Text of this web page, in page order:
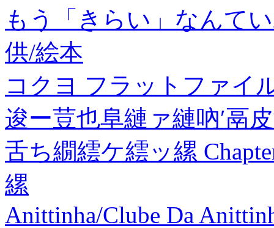
もう「きらい」なんて
供/絵本
コクヨ フラットファイ
逡ー荳也阜縺ァ縺吶′鬲
舌ち繝繧ケ繧ッ縲
縲
Anittinha/Clube Da